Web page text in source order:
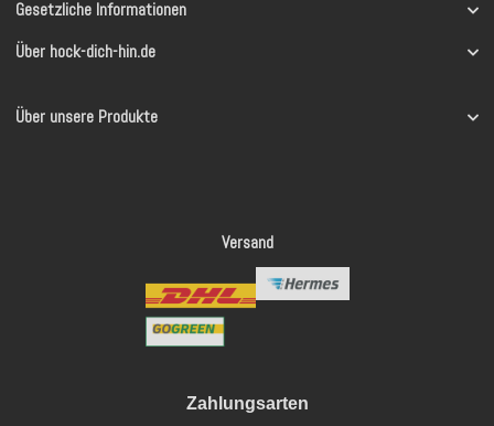
Gesetzliche Informationen
Über hock-dich-hin.de
Über unsere Produkte
Versand
Zahlungsarten